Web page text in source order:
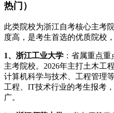
热门）
此类院校为浙江自考核心主考
度高，是考生首选的优质院校
1、浙江工业大学 ：省属重点
主考院校。2026年主打土木工
计算机科学与技术、工程管理
工程、IT技术行业的考生报考
广。